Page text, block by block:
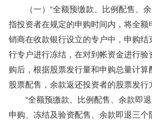
（一）“全额预缴款、比例配售、余
指投资者在规定的申购时间内，将全额
销商在收款银行设立的专户中，申购结
行专户进行冻结，在对到帐资金进行验
购后，根据股票发行量和申购总量计
股票配售，余款返还投资者的股票发行
“全额预缴款、比例配售、余款即退
申购、冻结及验资配售、余款即退三个